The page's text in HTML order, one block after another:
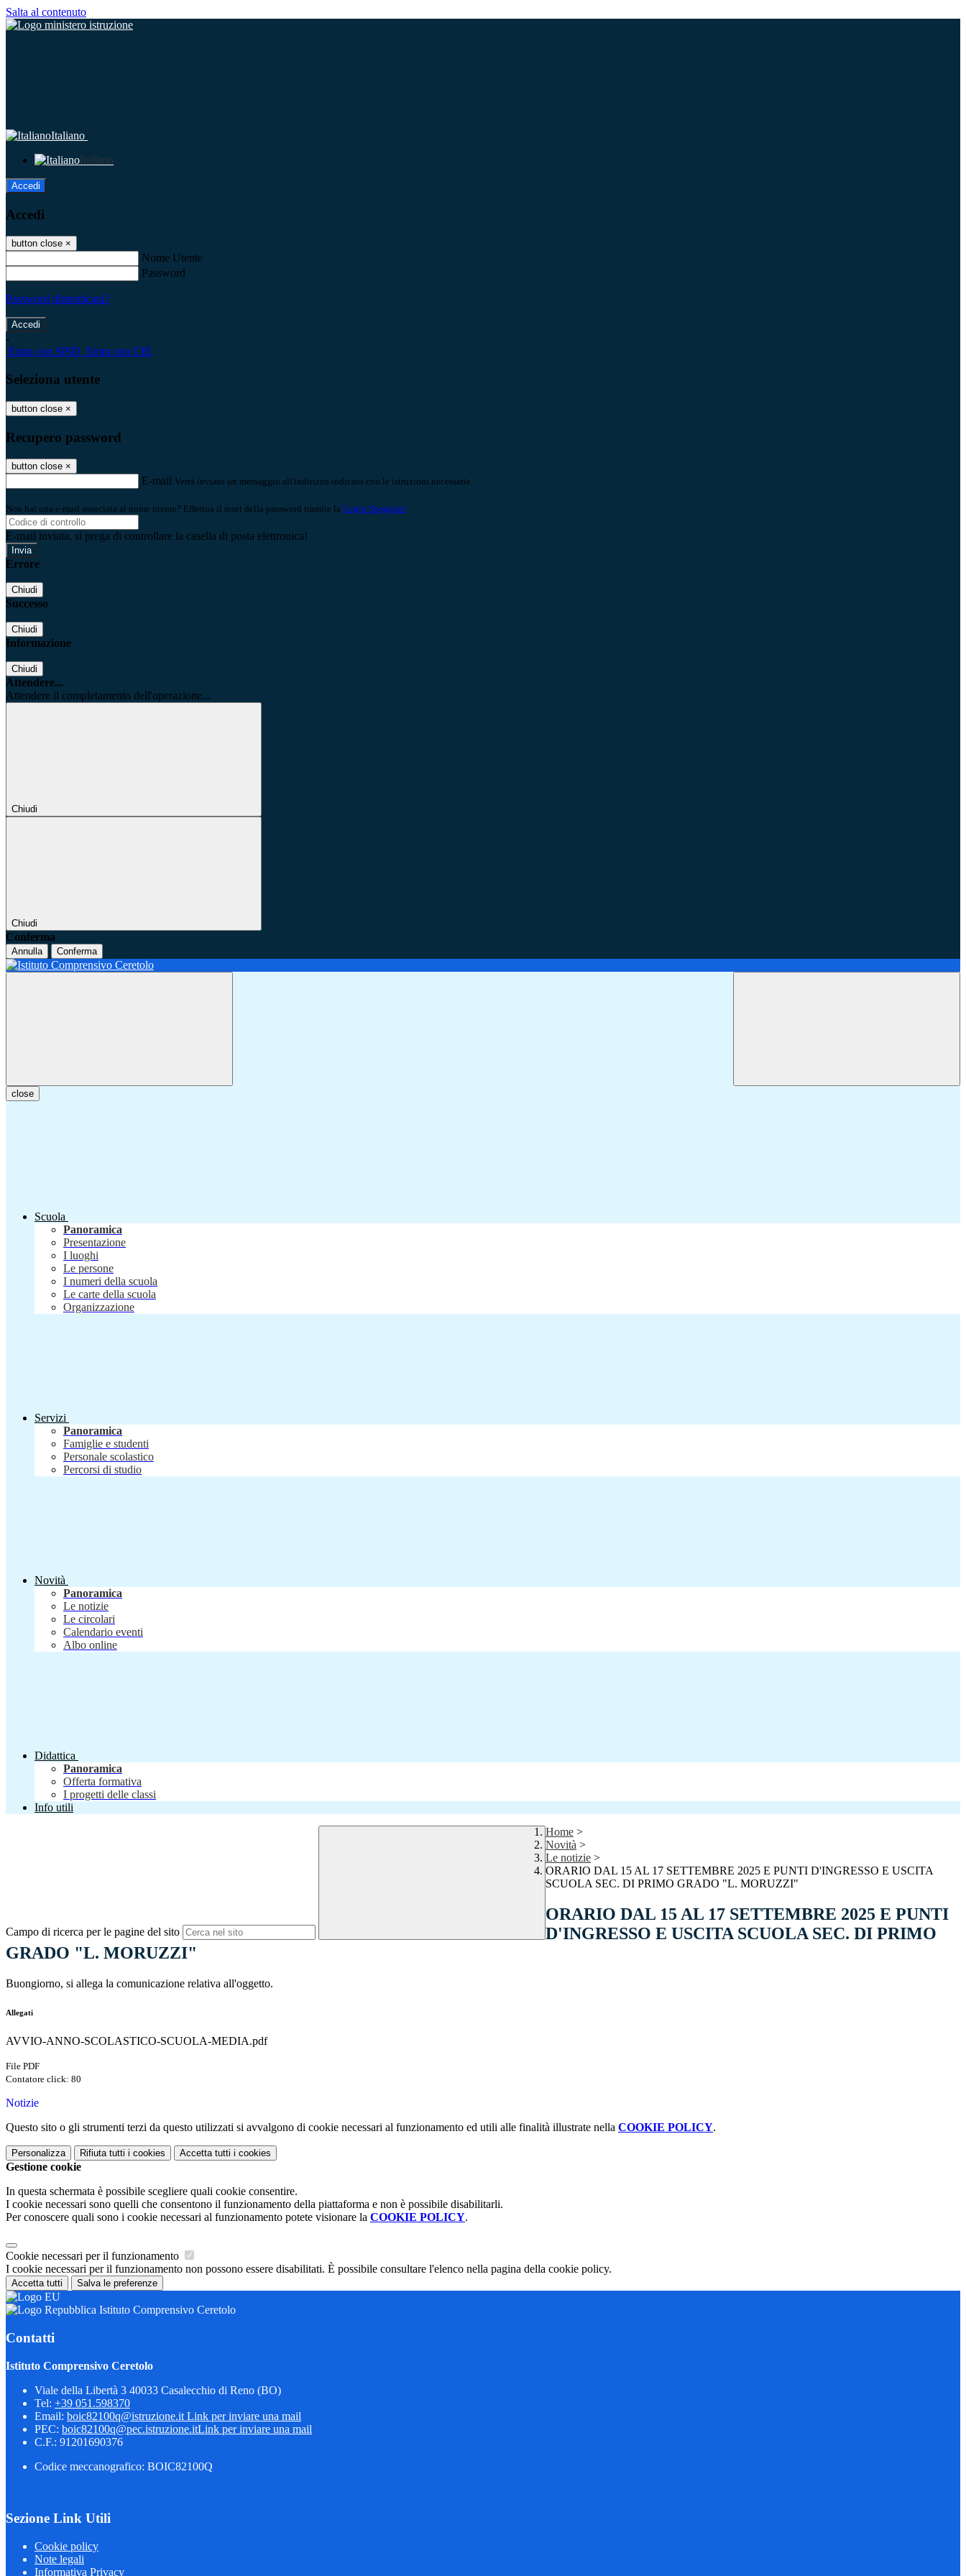
Salta al contenuto
Italiano
Italiano
Accedi
Accedi
button close ×
Nome Utente
Password
Password dimenticata?
-
Entra con SPID Entra con CIE
Seleziona utente
button close ×
Recupero password
button close ×
E-mail Verrà inviato un messaggio all'indirizzo indicato con le istruzioni necessarie.
Non hai una e-mail associata al nome utente? Effettua il reset della password tramite la Login Spaggiari
E-mail inviata, si prega di controllare la casella di posta elettronica!
Errore
Chiudi
Successo
Chiudi
Informazione
Chiudi
Attendere...
Attendere il completamento dell'operazione...
Chiudi
Chiudi
Conferma
Annulla Conferma
close
Scuola
Panoramica
Presentazione
I luoghi
Le persone
I numeri della scuola
Le carte della scuola
Organizzazione
Servizi
Panoramica
Famiglie e studenti
Personale scolastico
Percorsi di studio
Novità
Panoramica
Le notizie
Le circolari
Calendario eventi
Albo online
Didattica
Panoramica
Offerta formativa
I progetti delle classi
Info utili
Campo di ricerca per le pagine del sito
Home >
Novità >
Le notizie >
ORARIO DAL 15 AL 17 SETTEMBRE 2025 E PUNTI D'INGRESSO E USCITA
SCUOLA SEC. DI PRIMO GRADO "L. MORUZZI"
ORARIO DAL 15 AL 17 SETTEMBRE 2025 E PUNTI
D'INGRESSO E USCITA SCUOLA SEC. DI PRIMO
GRADO "L. MORUZZI"
Buongiorno, si allega la comunicazione relativa all'oggetto.
Allegati
AVVIO-ANNO-SCOLASTICO-SCUOLA-MEDIA.pdf
File PDF
Contatore click: 80
Notizie
Questo sito o gli strumenti terzi da questo utilizzati si avvalgono di cookie necessari al funzionamento ed utili alle finalità illustrate nella COOKIE POLICY.
Personalizza Rifiuta tutti i cookies Accetta tutti i cookies
Gestione cookie
In questa schermata è possibile scegliere quali cookie consentire.
I cookie necessari sono quelli che consentono il funzionamento della piattaforma e non è possibile disabilitarli.
Per conoscere quali sono i cookie necessari al funzionamento potete visionare la COOKIE POLICY.
Cookie necessari per il funzionamento
I cookie necessari per il funzionamento non possono essere disabilitati. È possibile consultare l'elenco nella pagina della cookie policy.
Accetta tutti Salva le preferenze
Istituto Comprensivo Ceretolo
Contatti
Istituto Comprensivo Ceretolo
Viale della Libertà 3 40033 Casalecchio di Reno (BO)
Tel: +39 051.598370
Email: boic82100q@istruzione.it Link per inviare una mail
PEC: boic82100q@pec.istruzione.itLink per inviare una mail
C.F.: 91201690376
Codice meccanografico: BOIC82100Q
Sezione Link Utili
Cookie policy
Note legali
Informativa Privacy